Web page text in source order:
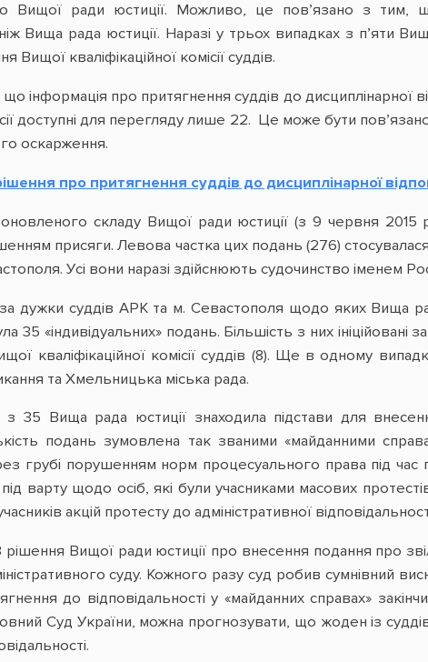
Вищої ради юстиції. Можливо, це пов’язано з тим,
Вища рада юстиції. Наразі у трьох випадках з п’яти
Вищої кваліфікаційної комісії суддів.
що інформація про притягнення суддів до дисциплінарної
доступні для перегляду лише 22. Це може бути
оскарження.
про притягнення суддів до дисциплінарної
складу Вищої ради юстиції (з 9 червня 2015
присяги. Левова частка цих подань (276)
Усі вони наразі здійснюють судочинство іменем
дужки суддів АРК та м. Севастополя щодо яких Вища
35 «індивідуальних» подань. Більшість з них
кваліфікаційної комісії суддів (8). Ще в одному
та Хмельницька міська рада.
35 Вища рада юстиції знаходила підстави для
подань зумовлена так званими «майданними
грубі порушенням норм процесуального права під час
під варту щодо осіб, які були учасниками масових
акцій протесту до адміністративної
Вищої ради юстиції про внесення подання про
суду. Кожного разу суд робив сумнівний
до відповідальності у «майданних справах»
Суд України, можна прогнозувати, що жоден із